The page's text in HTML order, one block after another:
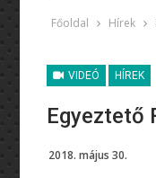
Főoldal Hírek
VIDEÓ HÍREK
Egyeztető
2018. május 30.